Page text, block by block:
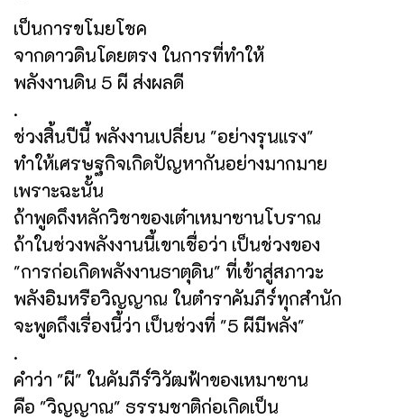
เป็นการขโมยโชค
จากดาวดินโดยตรง ในการที่ทำให้
พลังงานดิน 5 ผี ส่งผลดี
.
ช่วงสิ้นปีนี้ พลังงานเปลี่ยน "อย่างรุนแรง"
ทำให้เศรษฐกิจเกิดปัญหากันอย่างมากมาย
เพราะฉะนั้น
ถ้าพูดถึงหลักวิชาของเต๋าเหมาซานโบราณ
ถ้าในช่วงพลังงานนี้เขาเชื่อว่า เป็นช่วงของ
"การก่อเกิดพลังงานธาตุดิน" ที่เข้าสู่สภาวะ
พลังอิมหรือวิญญาณ ในตำราคัมภีร์ทุกสำนัก
จะพูดถึงเรื่องนี้ว่า เป็นช่วงที่ "5 ผีมีพลัง"
.
คำว่า "ผี" ในคัมภีร์วิวัฒฟ้าของเหมาซาน
คือ "วิญญาณ" ธรรมชาติก่อเกิดเป็น